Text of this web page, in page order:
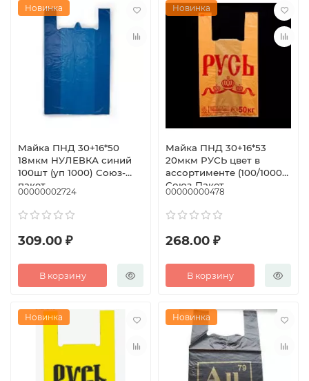
Новинка
Майка ПНД 30+16*50
18мкм НУЛЕВКА синий
100шт (уп 1000) Союз-
пакет
00000002724
309.00 ₽
В корзину
Новинка
Майка ПНД 30+16*53
20мкм РУСЬ цвет в
ассортименте (100/1000)
Союз-Пакет
00000000478
268.00 ₽
В корзину
Новинка Новинка